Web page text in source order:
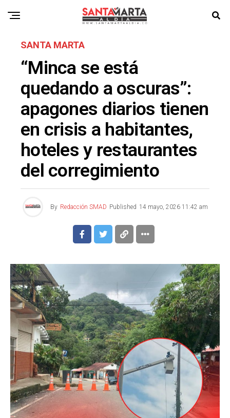
SANTA MARTA
“Minca se está
quedando a oscuras”:
apagones diarios tienen
en crisis a habitantes,
hoteles y restaurantes
del corregimiento
By Redacción SMAD Published 14 mayo, 2026 11:42 am